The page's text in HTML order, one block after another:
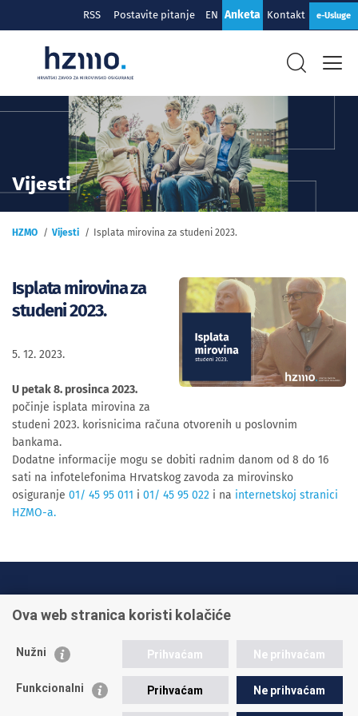
RSS Postavite pitanje EN Anketa Kontakt e-Usluge
Vijesti
HZMO Vijesti Isplata mirovina za studeni 2023.
Isplata mirovina za
studeni 2023.
5. 12. 2023.
U petak 8. prosinca 2023.
počinje isplata mirovina za
studeni 2023. korisnicima računa otvorenih u poslovnim
bankama.
Dodatne informacije mogu se dobiti radnim danom od 8 do 16
sati na infotelefonima Hrvatskog zavoda za mirovinsko
osiguranje 01/ 45 95 011 i 01/ 45 95 022 i na internetskoj stranici
HZMO-a.
+385 1 45 95 011
Postavite pitanje
Ova web stranica koristi kolačiće
Nužni Prihvaćam Ne prihvaćam
Funkcionalni Prihvaćam Ne prihvaćam